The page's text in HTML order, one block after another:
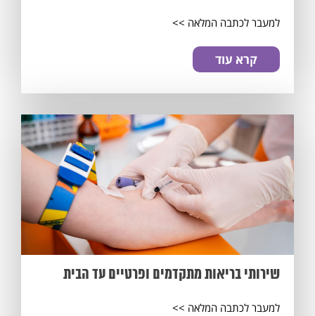
למעבר לכתבה המלאה >>
קרא עוד
שירותי בריאות מתקדמים ופרטיים עד הבית
למעבר לכתבה המלאה >>